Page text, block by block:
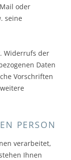
oder
seine
Widerrufs der
Daten
Vorschriften
PERSON
verarbeitet,
Ihnen